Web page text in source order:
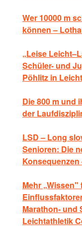
Wer 10000 m
können –
„Leise
Schüler- und
Pöhlitz in
Die 800 m und
der
LSD – Long
Senioren: Die
Mehr
Marathon- und
Leichtathletik